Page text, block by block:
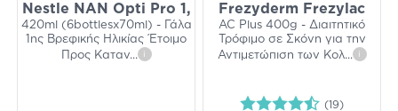
Nestle NAN Opti Pro 1,
420ml (6bottlesx70ml) - Γάλα
1ης Βρεφικής Ηλικίας Έτοιμο
Προς Καταν... i
Frezyderm Frezylac
AC Plus 400g - Διαιτητικό
Τρόφιμο σε Σκόνη για την
Αντιμετώπιση των Κολ... i
(19)